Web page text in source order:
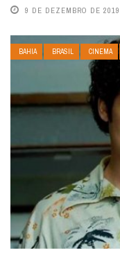
9 DE DEZEMBRO DE 2019
BAHIA BRASIL CINEMA